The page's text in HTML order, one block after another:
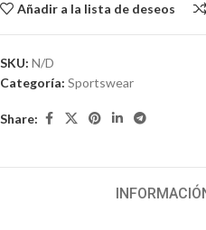
Añadir a la lista de deseos
SKU: N/D
Categoría: Sportswear
Share: